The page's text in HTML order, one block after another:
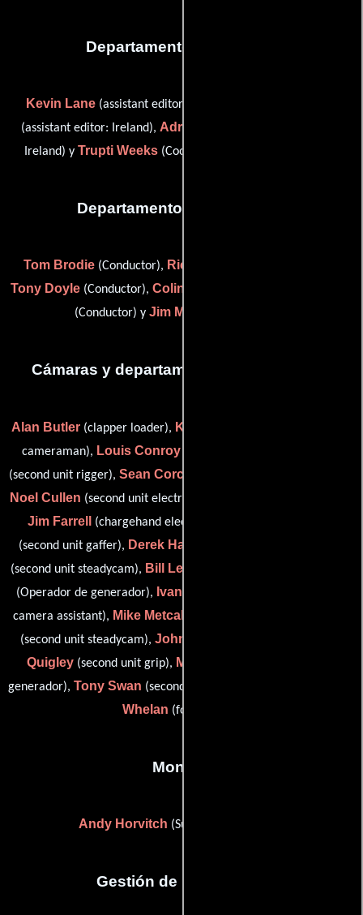
Departamento de editorial
Kevin Lane(assistant editor: England),
(assistant editor: Ireland), Adrienne Ross
Ireland) y Trupti Weeks (Coordinador de post-producción)
Departamento de transporte
Tom Brodie (Conductor), Richard Douglas
Tony Doyle(Conductor), Colin Duffin
(Conductor) y Jim Mooney
Cámaras y departamento de electricidad
Alan Butler (clapper loader), Ken Byrne
cameraman), Louis Conroy(Capataz),
(second unit rigger), Sean Corcoran
Noel Cullen (second unit electrician),
Jim Farrell (chargehand electrician),
(second unit gaffer), Derek Hale
(second unit steadycam), Bill Levins
(Operador de generador), Ivan Meagher
camera assistant), Mike Metcalfe
(second unit steadycam), John Murphy
Quigley (second unit grip), Maurice Swan
generador), Tony Swan (second unit generator operator) y
Whelan (focus puller)
Montaje
Andy Horvitch (Supervisor de editor)
Gestión de producción